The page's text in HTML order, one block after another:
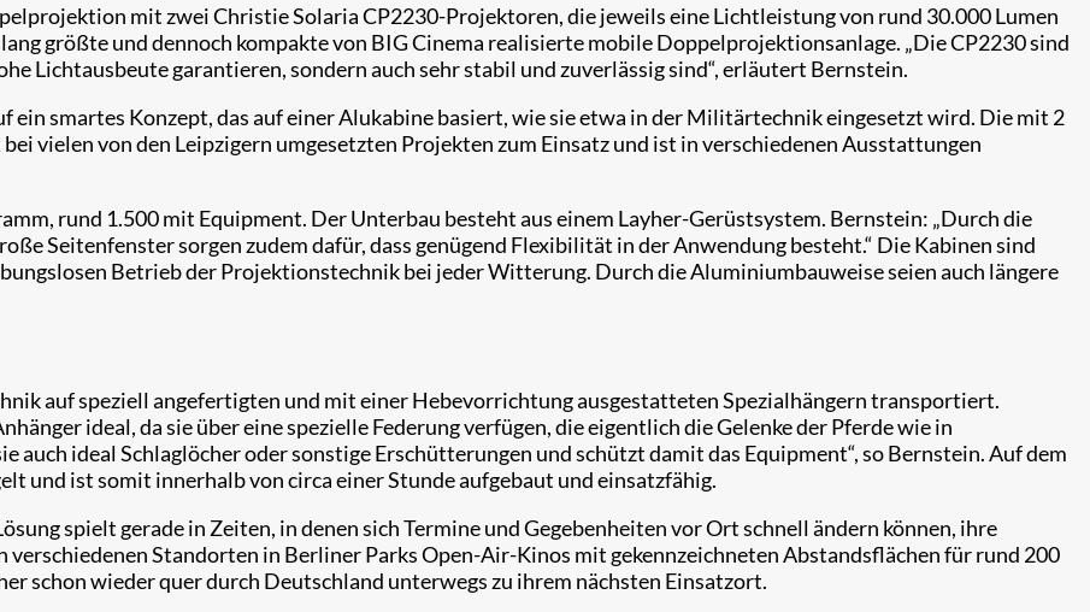
mit zwei Christie Solaria CP2230-Projektoren, die jeweils eine Lichtleistung von rund 30.000 Lumen
größte und dennoch kompakte von BIG Cinema realisierte mobile Doppelprojektionsanlage. „Die CP2230 sind
Lichtausbeute garantieren, sondern auch sehr stabil und zuverlässig sind“, erläutert Bernstein.
ein smartes Konzept, das auf einer Alukabine basiert, wie sie etwa in der Militärtechnik eingesetzt wird. Die mit 2
vielen von den Leipzigern umgesetzten Projekten zum Einsatz und ist in verschiedenen Ausstattungen
rund 1.500 mit Equipment. Der Unterbau besteht aus einem Layher-Gerüstsystem. Bernstein: „Durch die
Seitenfenster sorgen zudem dafür, dass genügend Flexibilität in der Anwendung besteht.“ Die Kabinen sind
Betrieb der Projektionstechnik bei jeder Witterung. Durch die Aluminiumbauweise seien auch längere
auf speziell angefertigten und mit einer Hebevorrichtung ausgestatteten Spezialhängern transportiert.
ideal, da sie über eine spezielle Federung verfügen, die eigentlich die Gelenke der Pferde wie in
auch ideal Schlaglöcher oder sonstige Erschütterungen und schützt damit das Equipment“, so Bernstein. Auf dem
und ist somit innerhalb von circa einer Stunde aufgebaut und einsatzfähig.
spielt gerade in Zeiten, in denen sich Termine und Gegebenheiten vor Ort schnell ändern können, ihre
Standorten in Berliner Parks Open-Air-Kinos mit gekennzeichneten Abstandsflächen für rund 200
schon wieder quer durch Deutschland unterwegs zu ihrem nächsten Einsatzort.